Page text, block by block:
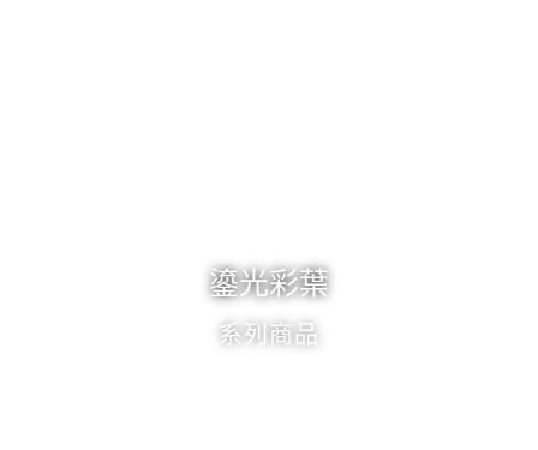
鎏光彩葉
系列商品